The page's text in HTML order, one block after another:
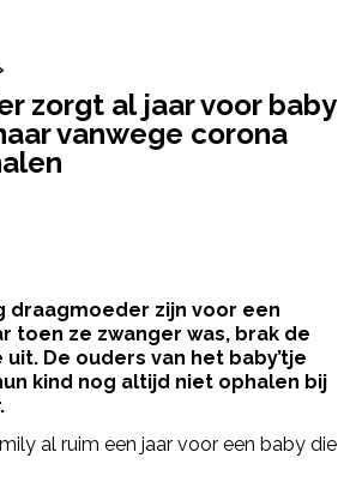
zorgt al jaar voor baby
vanwege corona
draagmoeder zijn voor een
toen ze zwanger was, brak de
De ouders van het baby’tje
kind nog altijd niet ophalen bij
al ruim een jaar voor een baby die